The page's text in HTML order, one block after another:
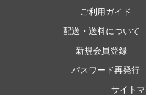
ご利用ガイド
配送・送料について
新規会員登録
パスワード再発行
サイト